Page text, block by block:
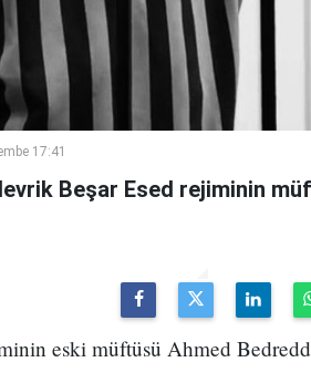
17:41
Beşar Esed rejiminin
eski müftüsü Ahmed